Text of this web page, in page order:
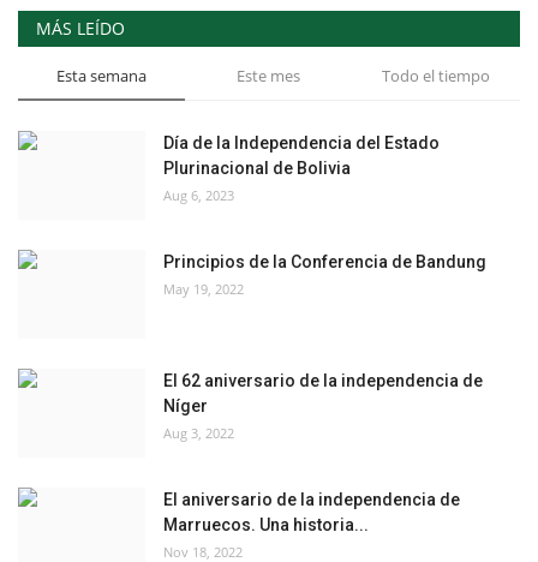
MÁS LEÍDO
Esta semana Este mes Todo el tiempo
Día de la Independencia del Estado
Plurinacional de Bolivia
Aug 6, 2023
Principios de la Conferencia de Bandung
May 19, 2022
El 62 aniversario de la independencia de
Níger
Aug 3, 2022
El aniversario de la independencia de
Marruecos. Una historia...
Nov 18, 2022